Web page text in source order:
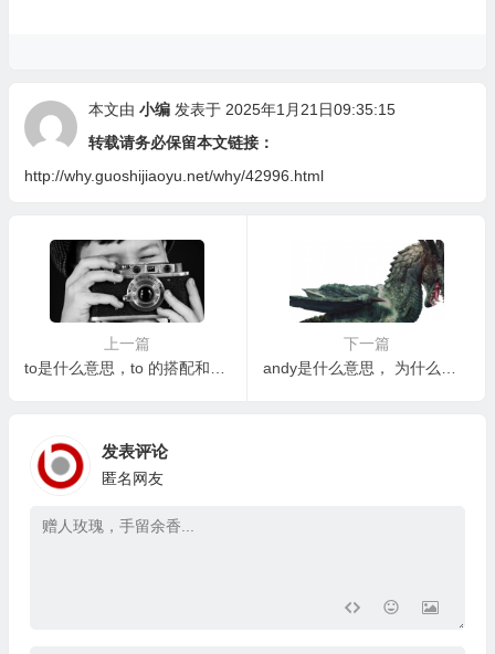
本文由 小编发表于 2025年1月21日09:35:15
转载请务必保留本文链接：
http://why.guoshijiaoyu.net/why/42996.html
上一篇
下一篇
发表评论
匿名网友